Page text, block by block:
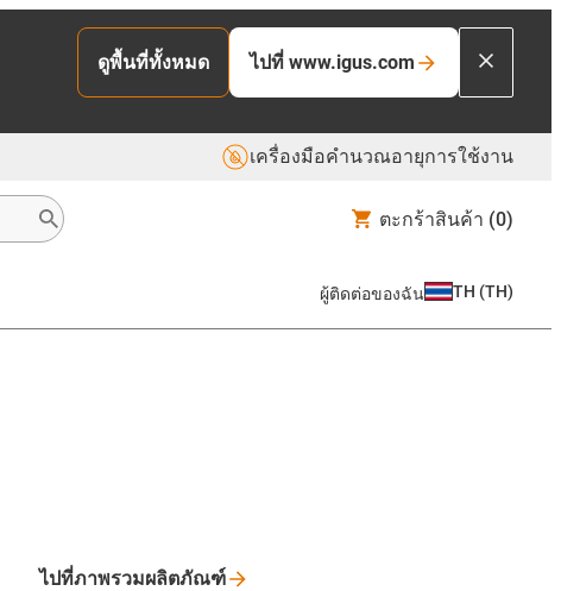
ดูพื้นที่ทั้งหมด ไปที่ www.igus.com
เครื่องมือคำนวณอายุการใช้งาน
ตะกร้าสินค้า (0)
ผู้ติดต่อของฉัน TH (TH)
ไปที่ภาพรวมผลิตภัณฑ์